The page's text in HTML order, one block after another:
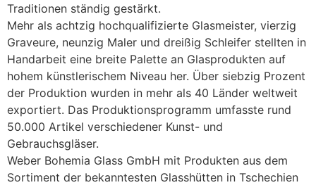
Traditionen ständig gestärkt.
Mehr als achtzig hochqualifizierte Glasmeister, vierzig
Graveure, neunzig Maler und dreißig Schleifer stellten in
Handarbeit eine breite Palette an Glasprodukten auf
hohem künstlerischem Niveau her. Über siebzig Prozent
der Produktion wurden in mehr als 40 Länder weltweit
exportiert. Das Produktionsprogramm umfasste rund
50.000 Artikel verschiedener Kunst- und
Gebrauchsgläser.
Weber Bohemia Glass GmbH mit Produkten aus dem
Sortiment der bekanntesten Glasshütten in Tschechien